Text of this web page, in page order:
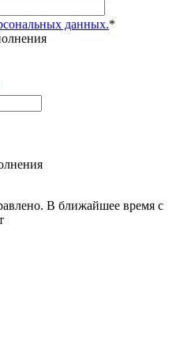
данных.*
В ближайшее время с